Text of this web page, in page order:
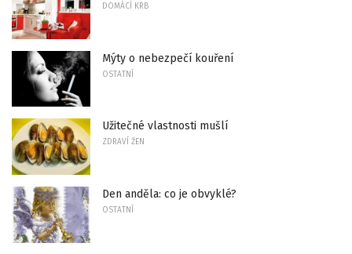
DOMÁCÍ KRB
Mýty o nebezpečí kouření
OSTATNÍ
Užitečné vlastnosti mušlí
ZDRAVÍ ŽEN
Den anděla: co je obvyklé?
OSTATNÍ